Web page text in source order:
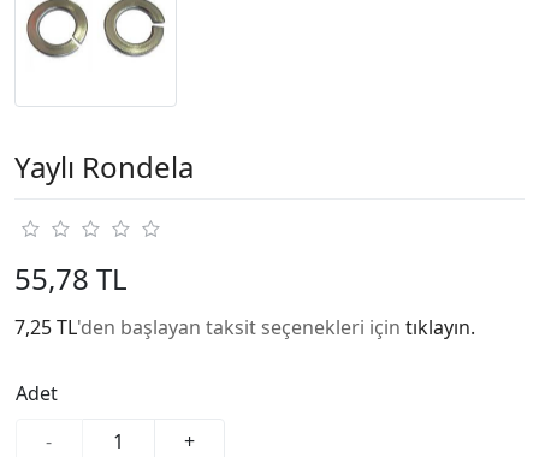
Yaylı Rondela
55,78 TL
7,25 TL'den başlayan taksit seçenekleri için tıklayın.
Adet
-
+